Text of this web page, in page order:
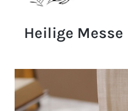
Heilige Messe